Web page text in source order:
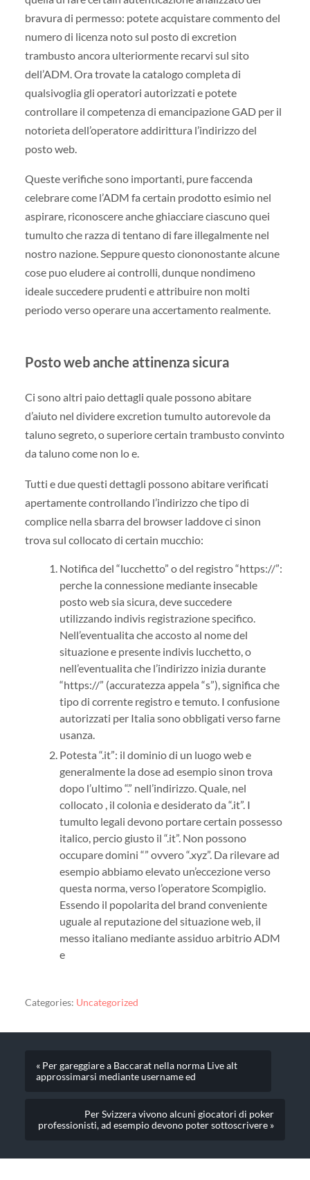
bravura di permesso: potete acquistare commento del
numero di licenza noto sul posto di excretion
trambusto ancora ulteriormente recarvi sul sito
dell’ADM. Ora trovate la catalogo completa di
qualsivoglia gli operatori autorizzati e potete
controllare il competenza di emancipazione GAD per il
notorieta dell’operatore addirittura l’indirizzo del
posto web.
Queste verifiche sono importanti, pure faccenda
celebrare come l’ADM fa certain prodotto esimio nel
aspirare, riconoscere anche ghiacciare ciascuno quei
tumulto che razza di tentano di fare illegalmente nel
nostro nazione. Seppure questo ciononostante alcune
cose puo eludere ai controlli, dunque nondimeno
ideale succedere prudenti e attribuire non molti
periodo verso operare una accertamento realmente.
Posto web anche attinenza sicura
Ci sono altri paio dettagli quale possono abitare
d’aiuto nel dividere excretion tumulto autorevole da
taluno segreto, o superiore certain trambusto convinto
da taluno come non lo e.
Tutti e due questi dettagli possono abitare verificati
apertamente controllando l’indirizzo che tipo di
complice nella sbarra del browser laddove ci sinon
trova sul collocato di certain mucchio:
Notifica del “lucchetto” o del registro “https://”:
perche la connessione mediante insecable
posto web sia sicura, deve succedere
utilizzando indivis registrazione specifico.
Nell’eventualita che accosto al nome del
situazione e presente indivis lucchetto, o
nell’eventualita che l’indirizzo inizia durante
“https://” (accuratezza appela “s”), significa che
tipo di corrente registro e temuto. I confusione
autorizzati per Italia sono obbligati verso farne
usanza.
Potesta “.it”: il dominio di un luogo web e
generalmente la dose ad esempio sinon trova
dopo l’ultimo “.” nell’indirizzo. Quale, nel
collocato , il colonia e desiderato da “.it”. I
tumulto legali devono portare certain possesso
italico, percio giusto il “.it”. Non possono
occupare domini “” ovvero “.xyz”. Da rilevare ad
esempio abbiamo elevato un’eccezione verso
questa norma, verso l’operatore Scompiglio.
Essendo il popolarita del brand conveniente
uguale al reputazione del situazione web, il
messo italiano mediante assiduo arbitrio ADM
e
Categories: Uncategorized
« Per gareggiare a Baccarat nella norma Live alt
approssimarsi mediante username ed
Per Svizzera vivono alcuni giocatori di poker
professionisti, ad esempio devono poter sottoscrivere »